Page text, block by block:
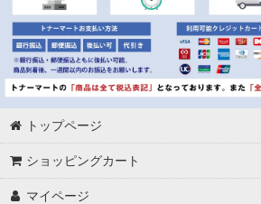
トップページ
ショッピングカート
マイページ